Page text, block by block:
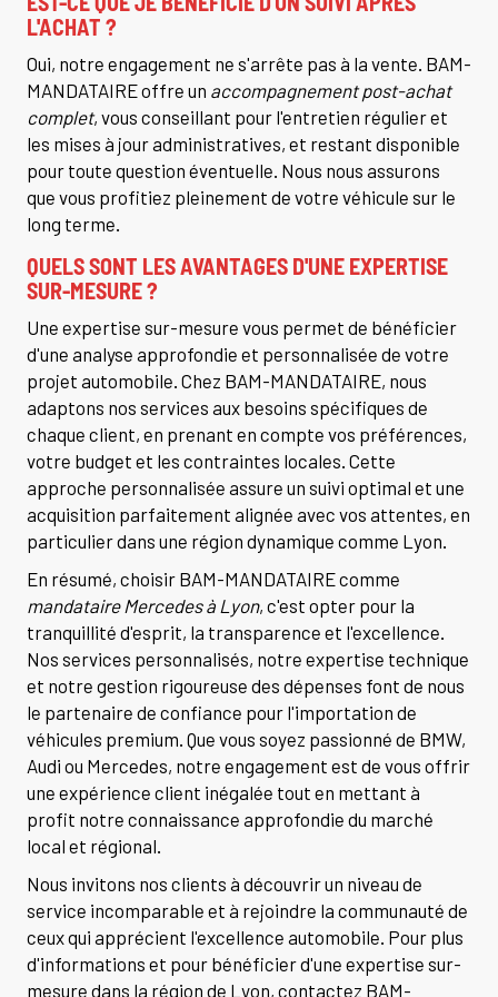
L'ACHAT ?
Oui, notre engagement ne s'arrête pas à la vente. BAM-
MANDATAIRE offre un accompagnement post-achat
complet, vous conseillant pour l'entretien régulier et
les mises à jour administratives, et restant disponible
pour toute question éventuelle. Nous nous assurons
que vous profitiez pleinement de votre véhicule sur le
long terme.
QUELS SONT LES AVANTAGES D'UNE EXPERTISE
SUR-MESURE ?
Une expertise sur-mesure vous permet de bénéficier
d'une analyse approfondie et personnalisée de votre
projet automobile. Chez BAM-MANDATAIRE, nous
adaptons nos services aux besoins spécifiques de
chaque client, en prenant en compte vos préférences,
votre budget et les contraintes locales. Cette
approche personnalisée assure un suivi optimal et une
acquisition parfaitement alignée avec vos attentes, en
particulier dans une région dynamique comme Lyon.
En résumé, choisir BAM-MANDATAIRE comme
mandataire Mercedes à Lyon, c'est opter pour la
tranquillité d'esprit, la transparence et l'excellence.
Nos services personnalisés, notre expertise technique
et notre gestion rigoureuse des dépenses font de nous
le partenaire de confiance pour l'importation de
véhicules premium. Que vous soyez passionné de BMW,
Audi ou Mercedes, notre engagement est de vous offrir
une expérience client inégalée tout en mettant à
profit notre connaissance approfondie du marché
local et régional.
Nous invitons nos clients à découvrir un niveau de
service incomparable et à rejoindre la communauté de
ceux qui apprécient l'excellence automobile. Pour plus
d'informations et pour bénéficier d'une expertise sur-
mesure dans la région de Lyon, contactez BAM-